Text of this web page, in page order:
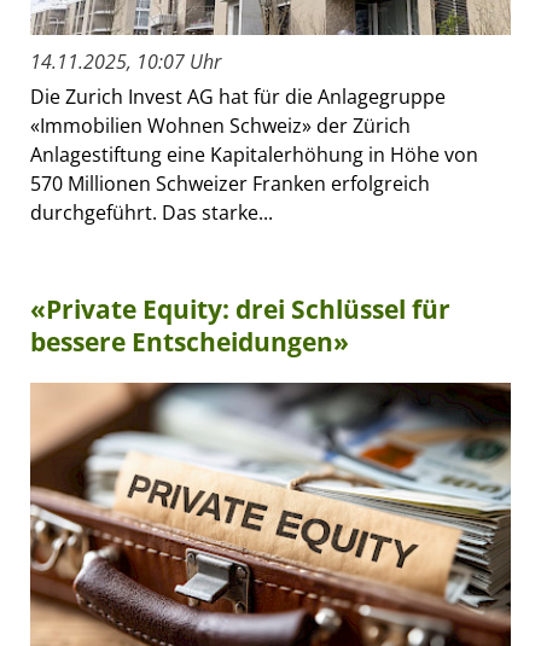
14.11.2025, 10:07 Uhr
Die Zurich Invest AG hat für die Anlagegruppe
«Immobilien Wohnen Schweiz» der Zürich
Anlagestiftung eine Kapitalerhöhung in Höhe von
570 Millionen Schweizer Franken erfolgreich
durchgeführt. Das starke...
«Private Equity: drei Schlüssel für
bessere Entscheidungen»